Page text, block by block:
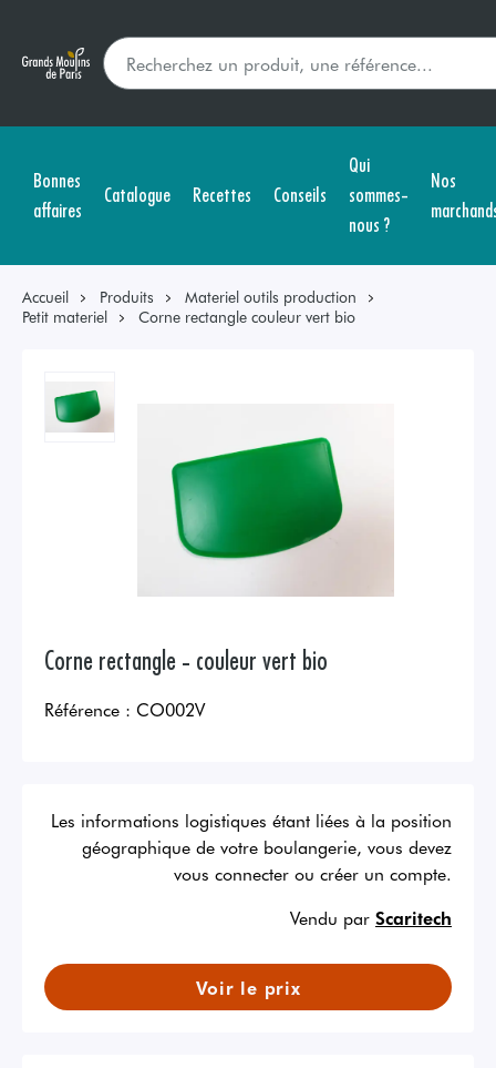
Bonnes
affaires
Catalogue Recettes Conseils
Qui
sommes-
nous ?
Nos
Accueil Produits
Materiel outils production
Petit materiel
Corne rectangle couleur vert bio
Corne rectangle - couleur vert bio
Référence : CO002V
Les informations logistiques étant liées à la position
géographique de votre boulangerie, vous devez
vous connecter ou créer un compte.
Vendu par Scaritech
Voir le prix